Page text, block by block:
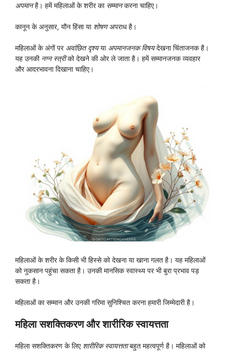
अपमानहै। हमें महिलाओं के शरीर का सम्मानकरना चाहिए।
कानून के अनुसार, यौन हिंसा या शोषणअपराध है।
महिलाओं के अंगों पर अवांछित दृश्यया अपमानजनक विषयदेखना चिंताजनक है।
यह उनकी नग्न स्त्रीको देखने की ओर ले जाता है। हमें सम्मानजनक व्यवहार
और आदरभावना दिखाना चाहिए।
महिलाओं के शरीर के किसी भी हिस्से को देखना या खाना गलत है। यह महिलाओं
को नुकसान पहुंचा सकता है। उनकी मानसिक स्वास्थ्य पर भी बुरा प्रभाव पड़
सकता है।
महिलाओं का सम्मान और उनकी गरिमा सुनिश्चित करना हमारी जिम्मेदारी है।
महिला सशक्तिकरण और शारीरिक स्वायत्तता
महिला सशक्तिकरण के लिए शारीरिक स्वायत्तताबहुत महत्वपूर्ण है। महिलाओं को